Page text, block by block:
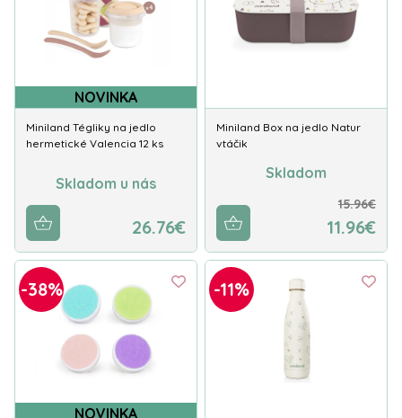
NOVINKA
Miniland Tégliky na jedlo
hermetické Valencia 12 ks
Skladom u nás
26.76€
Miniland Box na jedlo Natur
vtáčik
Skladom
15.96€
11.96€
-38%
NOVINKA
-11%